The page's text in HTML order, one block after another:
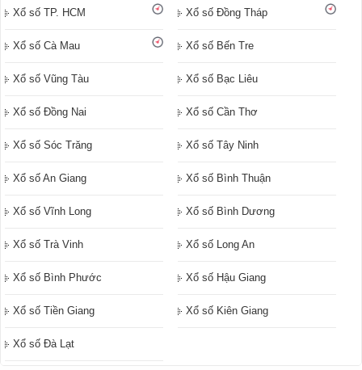
Xổ số TP. HCM Xổ số Đồng Tháp
Xổ số Cà Mau Xổ số Bến Tre
Xổ số Vũng Tàu Xổ số Bạc Liêu
Xổ số Đồng Nai Xổ số Cần Thơ
Xổ số Sóc Trăng Xổ số Tây Ninh
Xổ số An Giang Xổ số Bình Thuận
Xổ số Vĩnh Long Xổ số Bình Dương
Xổ số Trà Vinh Xổ số Long An
Xổ số Bình Phước Xổ số Hậu Giang
Xổ số Tiền Giang Xổ số Kiên Giang
Xổ số Đà Lạt